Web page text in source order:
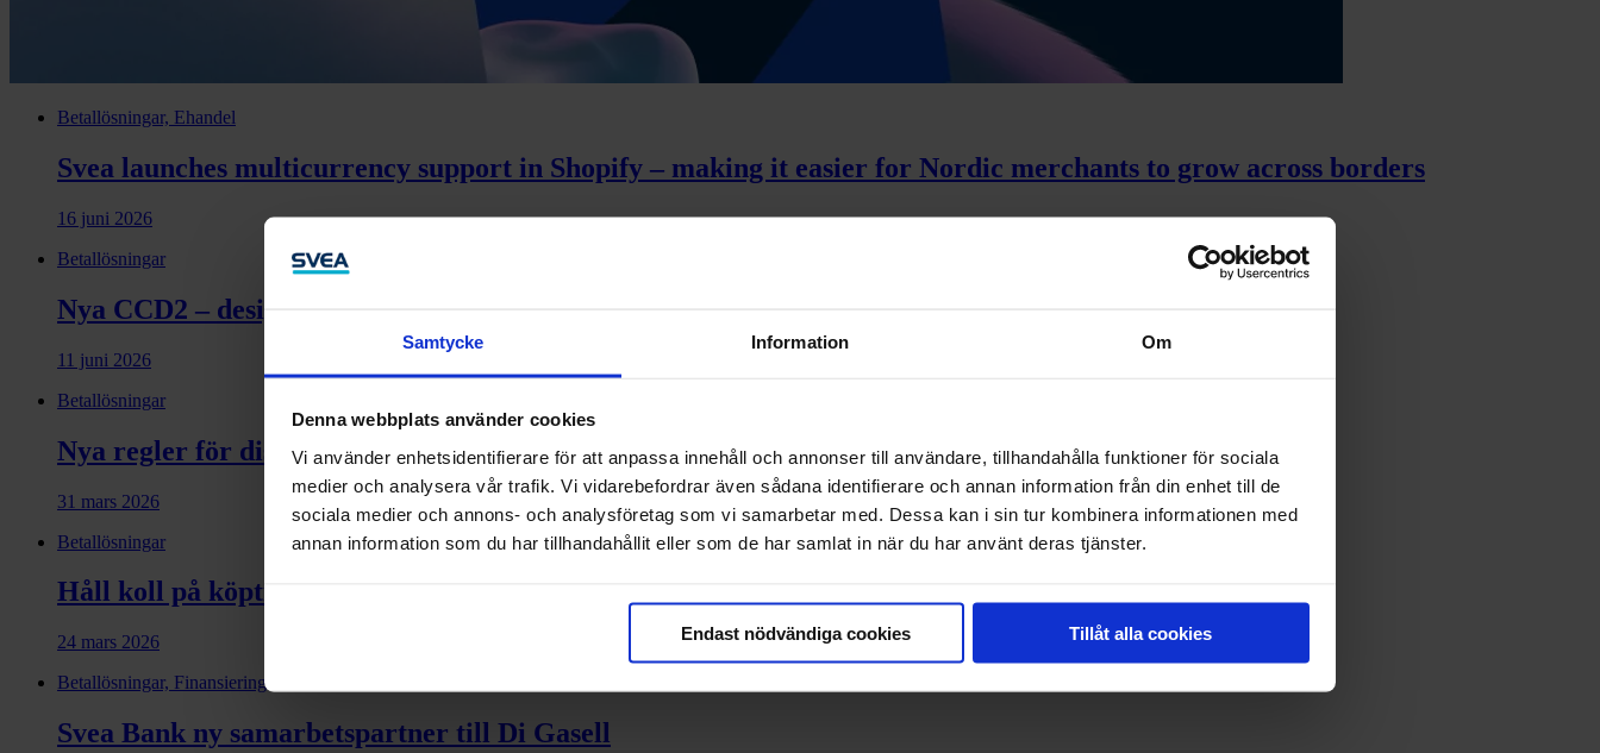
Samtycke Information Om
Denna webbplats använder cookies
Vi använder enhetsidentifierare för att anpassa innehåll och annonser till användare, tillhandahålla funktioner för sociala
medier och analysera vår trafik. Vi vidarebefordrar även sådana identifierare och annan information från din enhet till de
sociala medier och annons- och analysföretag som vi samarbetar med. Dessa kan i sin tur kombinera informationen med
annan information som du har tillhandahållit eller som de har samlat in när du har använt deras tjänster.
Endast nödvändiga cookies Tillåt alla cookies
Betallösningar, Ehandel
Svea launches multicurrency support in Shopify – making it easier for Nordic merchants to grow across borders
16 juni 2026
Betallösningar
Nya CCD2 – designen ska stödja medvetna beslut – inte styra dem
11 juni 2026
Betallösningar
Nya regler för distansavtal – så påverkas du som e-handlare
31 mars 2026
Betallösningar
Håll koll på köptrender, kundservice och din egen data
24 mars 2026
Betallösningar, Finansiering
Svea Bank ny samarbets­partner till Di Gasell